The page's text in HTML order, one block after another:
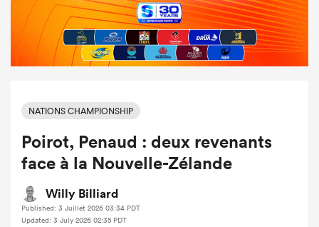
NATIONS CHAMPIONSHIP
Poirot, Penaud : deux revenants
face à la Nouvelle-Zélande
Willy Billiard
Published: 3 Juillet 2026 03:34 PDT
Updated: 3 July 2026 02:35 PDT